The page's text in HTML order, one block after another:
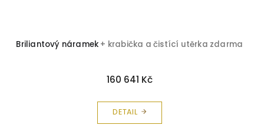
Briliantový náramek + krabička a čistící utěrka zdarma
160 641 Kč
DETAIL